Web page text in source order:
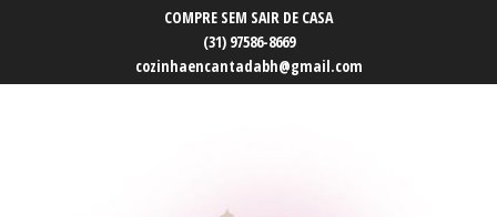
COMPRE SEM SAIR DE CASA
(31) 97586-8669
cozinhaencantadabh@gmail.com